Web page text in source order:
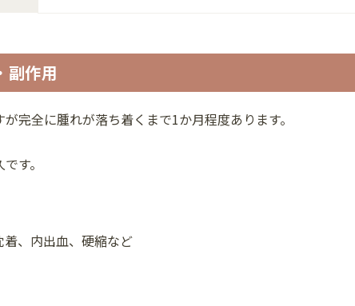
副作用
完全に腫れが落ち着くまで1か月程度あります。
す。
、内出血、硬縮など